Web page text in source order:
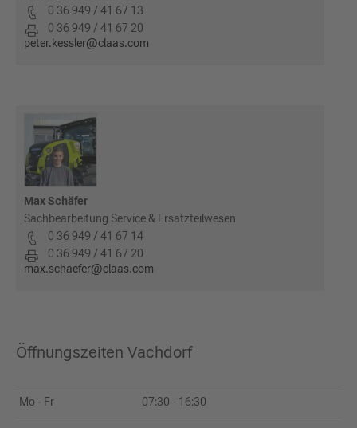
0 36 949 / 41 67 13
0 36 949 / 41 67 20
peter.kessler@claas.com
Max Schäfer
Sachbearbeitung Service & Ersatzteilwesen
0 36 949 / 41 67 14
0 36 949 / 41 67 20
max.schaefer@claas.com
Öffnungszeiten Vachdorf
Mo - Fr 07:30 - 16:30